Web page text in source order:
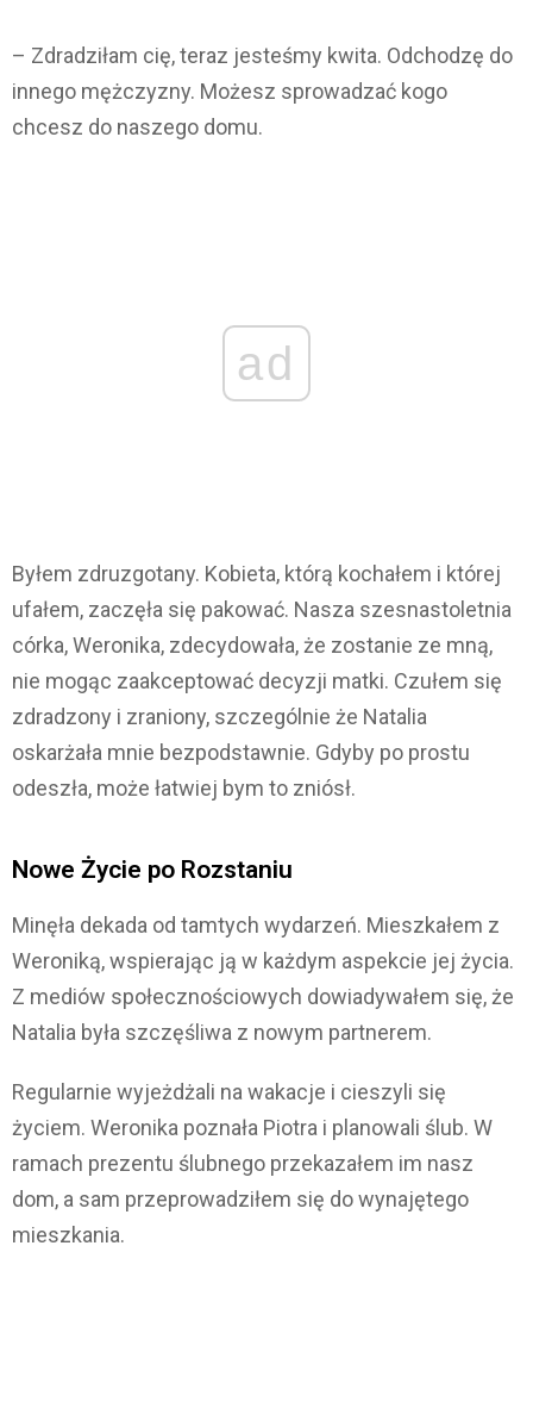
– Zdradziłam cię, teraz jesteśmy kwita. Odchodzę do
innego mężczyzny. Możesz sprowadzać kogo
chcesz do naszego domu.
ad
Byłem zdruzgotany. Kobieta, którą kochałem i której
ufałem, zaczęła się pakować. Nasza szesnastoletnia
córka, Weronika, zdecydowała, że zostanie ze mną,
nie mogąc zaakceptować decyzji matki. Czułem się
zdradzony i zraniony, szczególnie że Natalia
oskarżała mnie bezpodstawnie. Gdyby po prostu
odeszła, może łatwiej bym to zniósł.
Nowe Życie po Rozstaniu
Minęła dekada od tamtych wydarzeń. Mieszkałem z
Weroniką, wspierając ją w każdym aspekcie jej życia.
Z mediów społecznościowych dowiadywałem się, że
Natalia była szczęśliwa z nowym partnerem.
Regularnie wyjeżdżali na wakacje i cieszyli się
życiem. Weronika poznała Piotra i planowali ślub. W
ramach prezentu ślubnego przekazałem im nasz
dom, a sam przeprowadziłem się do wynajętego
mieszkania.